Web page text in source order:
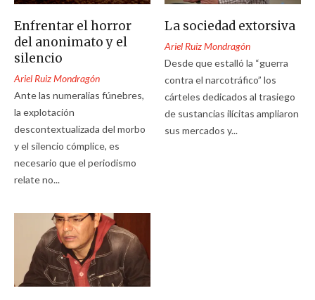
Enfrentar el horror
del anonimato y el
silencio
Ariel Ruiz Mondragón
Ante las numeralias fúnebres,
la explotación
descontextualizada del morbo
y el silencio cómplice, es
necesario que el periodismo
relate no...
La sociedad extorsiva
Ariel Ruiz Mondragón
Desde que estalló la “guerra
contra el narcotráfico” los
cárteles dedicados al trasiego
de sustancias ilícitas ampliaron
sus mercados y...